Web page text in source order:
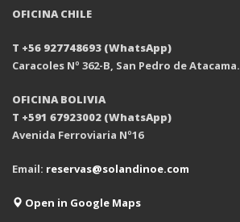
OFICINA CHILE
T +56 927748693 (WhatsApp)
Caracoles Nº 362-B, San Pedro de Atacama.
OFICINA BOLIVIA
T +591 67923002 (WhatsApp)
Avenida Ferroviaria Nº16
Email: reservas@solandinoe.com
Open in Google Maps